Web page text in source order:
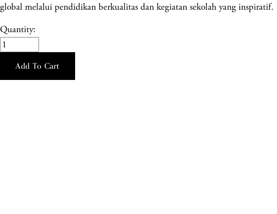
global melalui pendidikan berkualitas dan kegiatan sekolah yang inspiratif.
Quantity:
Add To Cart